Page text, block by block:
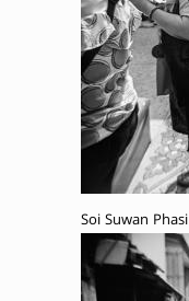
Soi Suwan Phasi